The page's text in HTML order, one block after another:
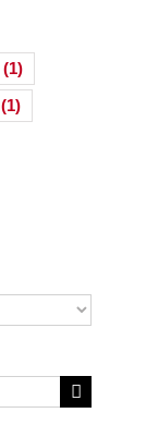
(1)
(1)